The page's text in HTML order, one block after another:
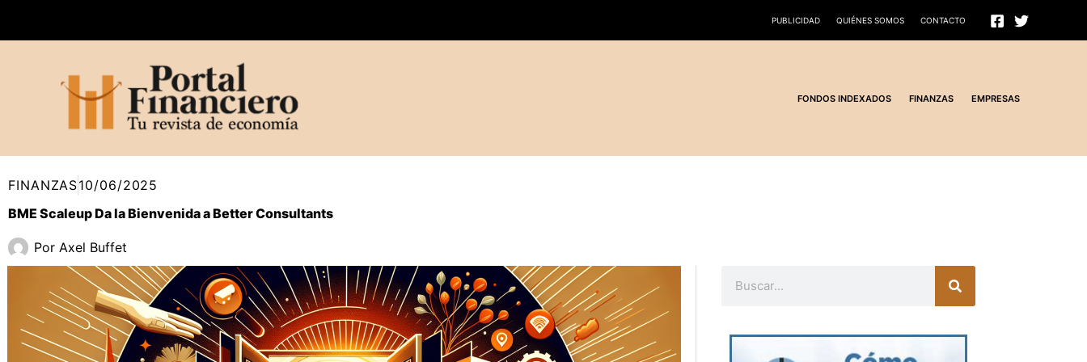
PUBLICIDAD QUIÉNES SOMOS CONTACTO
FONDOS INDEXADOS FINANZAS EMPRESAS
FINANZAS10/06/2025
BME Scaleup Da la Bienvenida a Better Consultants
Por Axel Buffet